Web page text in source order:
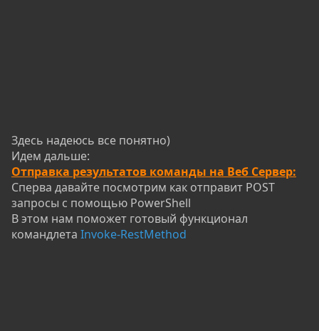
Здесь надеюсь все понятно)
Идем дальше:
Отправка результатов команды на Веб Сервер:
Сперва давайте посмотрим как отправит POST
запросы с помощью PowerShell
В этом нам поможет готовый функционал
командлета Invoke-RestMethod